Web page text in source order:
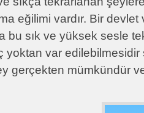
eğilimi vardır. Bir devlet
bu sık ve yüksek sesle
yoktan var
gerçekten mümkündür